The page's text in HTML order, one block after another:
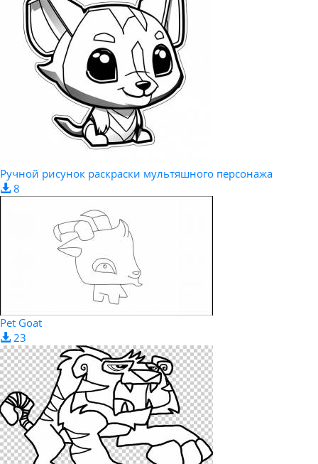
Ручной рисунок раскраски мультяшного персонажа
8
Pet Goat
23